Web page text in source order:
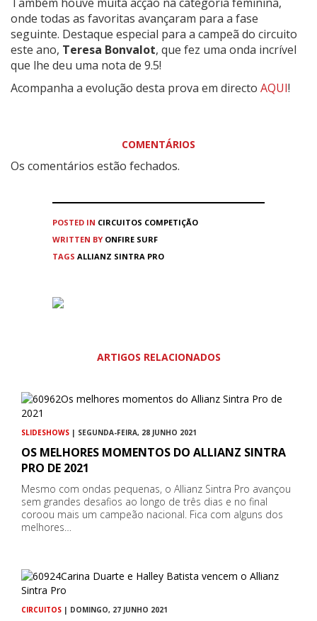
onde todas as favoritas avançaram para a fase
seguinte. Destaque especial para a campeã do circuito
este ano, Teresa Bonvalot, que fez uma onda incrível
que lhe deu uma nota de 9.5!
Acompanha a evolução desta prova em directo AQUI!
COMENTÁRIOS
Os comentários estão fechados.
POSTED IN CIRCUITOS COMPETIÇÃO
WRITTEN BY ONFIRE SURF
TAGS ALLIANZ SINTRA PRO
ARTIGOS RELACIONADOS
SLIDESHOWS | SEGUNDA-FEIRA, 28 JUNHO 2021
OS MELHORES MOMENTOS DO ALLIANZ SINTRA
PRO DE 2021
Mesmo com ondas pequenas, o Allianz Sintra Pro avançou
sem grandes desafios ao longo de três dias e no final
coroou mais um campeão nacional. Fica com alguns dos
melhores…
CIRCUITOS | DOMINGO, 27 JUNHO 2021